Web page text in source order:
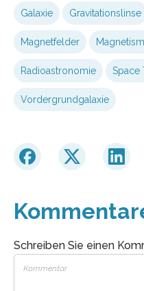
Galaxie Gravitationslinse
Magnetfelder
Radioastronomie Space
Vordergrundgalaxie
Schreiben Sie einen